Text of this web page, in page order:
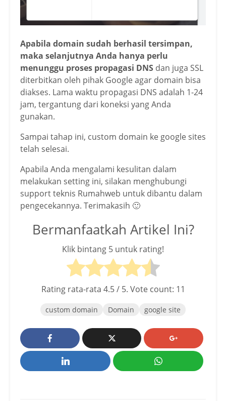
Apabila domain sudah berhasil tersimpan,
maka selanjutnya Anda hanya perlu
menunggu proses propagasi DNS dan juga SSL
diterbitkan oleh pihak Google agar domain bisa
diakses. Lama waktu propagasi DNS adalah 1-24
jam, tergantung dari koneksi yang Anda
gunakan.
Sampai tahap ini, custom domain ke google sites
telah selesai.
Apabila Anda mengalami kesulitan dalam
melakukan setting ini, silakan menghubungi
support teknis Rumahweb untuk dibantu dalam
pengecekannya. Terimakasih 🙂
Bermanfaatkah Artikel Ini?
Klik bintang 5 untuk rating!
Rating rata-rata 4.5/ 5. Vote count: 11
custom domain Domain google site